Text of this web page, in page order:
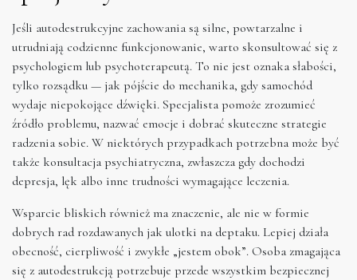
Jeśli autodestrukcyjne zachowania są silne, powtarzalne i
utrudniają codzienne funkcjonowanie, warto skonsultować się z
psychologiem lub psychoterapeutą. To nie jest oznaka słabości,
tylko rozsądku — jak pójście do mechanika, gdy samochód
wydaje niepokojące dźwięki. Specjalista pomoże zrozumieć
źródło problemu, nazwać emocje i dobrać skuteczne strategie
radzenia sobie. W niektórych przypadkach potrzebna może być
także konsultacja psychiatryczna, zwłaszcza gdy dochodzi
depresja, lęk albo inne trudności wymagające leczenia.
Wsparcie bliskich również ma znaczenie, ale nie w formie
dobrych rad rozdawanych jak ulotki na deptaku. Lepiej działa
obecność, cierpliwość i zwykłe „jestem obok”. Osoba zmagająca
się z autodestrukcją potrzebuje przede wszystkim bezpiecznej